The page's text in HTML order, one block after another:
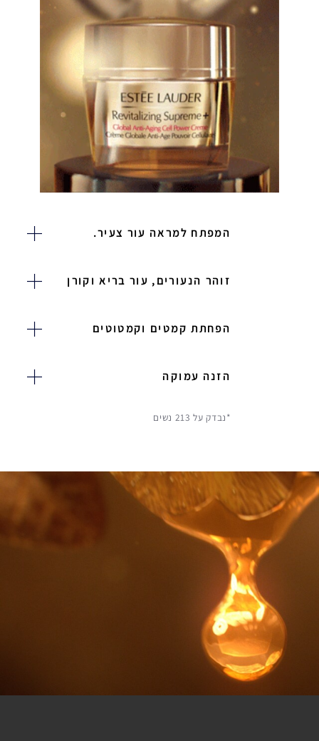
המפתח למראה עור צעיר.
זוהר הנעורים, עור בריא וקורן
הפחתת קמטים וקמטוטים
הזנה עמוקה
*נבדק על 213 נשים